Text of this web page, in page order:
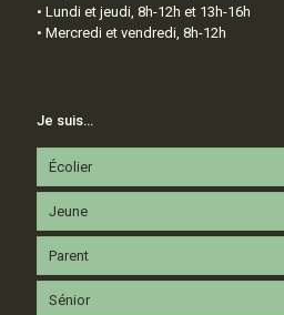
• Lundi et jeudi, 8h-12h et 13h-16h
• Mercredi et vendredi, 8h-12h
Je suis…
Écolier
Jeune
Parent
Sénior